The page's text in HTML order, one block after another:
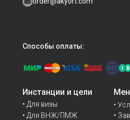
Инстанции и цели
• Для визы
• Для ВНЖ/ПМЖ
•
•
Способы оплаты: